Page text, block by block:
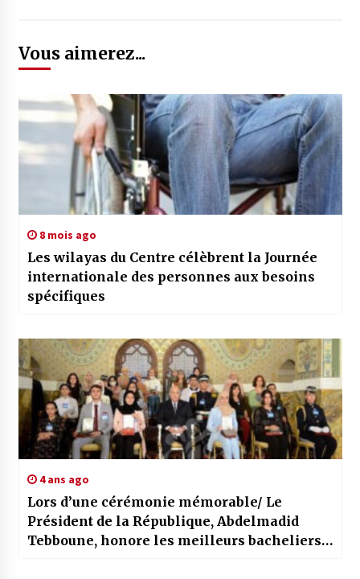
Vous aimerez...
8 mois ago
Les wilayas du Centre célèbrent la Journée
internationale des personnes aux besoins
spécifiques
4 ans ago
Lors d’une cérémonie mémorable/ Le
Président de la République, Abdelmadid
Tebboune, honore les meilleurs bacheliers